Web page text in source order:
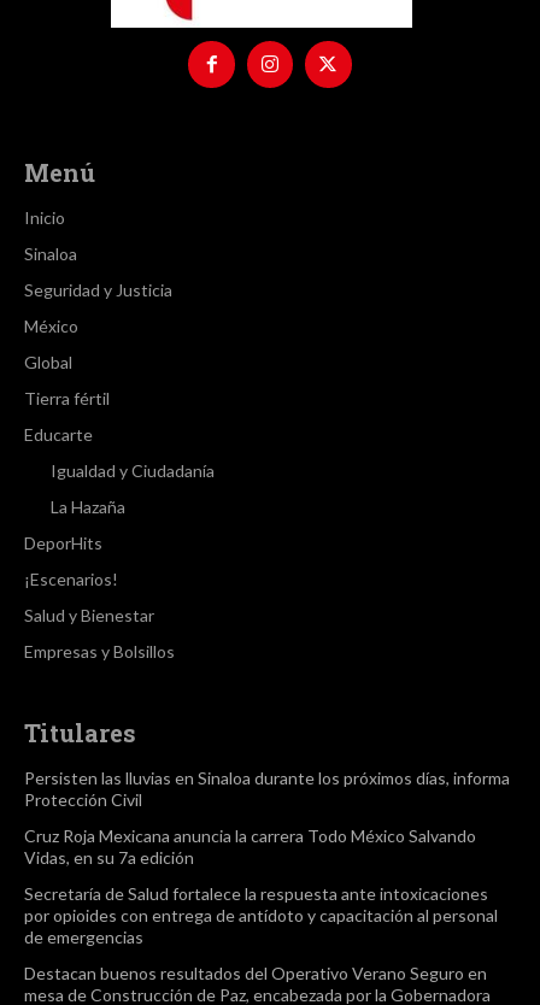
Menú
Inicio
Sinaloa
Seguridad y Justicia
México
Global
Tierra fértil
Educarte
Igualdad y Ciudadanía
La Hazaña
DeporHits
¡Escenarios!
Salud y Bienestar
Empresas y Bolsillos
Titulares
Persisten las lluvias en Sinaloa durante los próximos días, informa
Protección Civil
Cruz Roja Mexicana anuncia la carrera Todo México Salvando
Vidas, en su 7a edición
Secretaría de Salud fortalece la respuesta ante intoxicaciones
por opioides con entrega de antídoto y capacitación al personal
de emergencias
Destacan buenos resultados del Operativo Verano Seguro en
mesa de Construcción de Paz, encabezada por la Gobernadora